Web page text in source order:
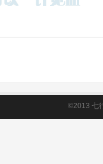
©2013 七